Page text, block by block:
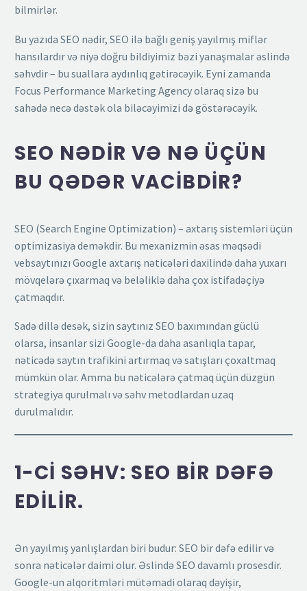
bilmirlər.
Bu yazıda SEO nədir, SEO ilə bağlı geniş yayılmış miflər
hansılardır və niyə doğru bildiyimiz bəzi yanaşmalar əslində
səhvdir – bu suallara aydınlıq gətirəcəyik. Eyni zamanda
Focus Performance Marketing Agency olaraq sizə bu
sahədə necə dəstək ola biləcəyimizi də göstərəcəyik.
SEO NƏDIR VƏ NƏ ÜÇÜN
BU QƏDƏR VACIBDIR?
SEO (Search Engine Optimization) – axtarış sistemləri üçün
optimizasiya deməkdir. Bu mexanizmin əsas məqsədi
vebsaytınızı Google axtarış nəticələri daxilində daha yuxarı
mövqelərə çıxarmaq və beləliklə daha çox istifadəçiyə
çatmaqdır.
Sadə dillə desək, sizin saytınız SEO baxımından güclü
olarsa, insanlar sizi Google-da daha asanlıqla tapar,
nəticədə saytın trafikini artırmaq və satışları çoxaltmaq
mümkün olar. Amma bu nəticələrə çatmaq üçün düzgün
strategiya qurulmalı və səhv metodlardan uzaq
durulmalıdır.
1-CI SƏHV: SEO BIR DƏFƏ
EDILIR.
Ən yayılmış yanlışlardan biri budur: SEO bir dəfə edilir və
sonra nəticələr daimi olur. Əslində SEO davamlı prosesdir.
Google-un alqoritmləri mütəmadi olaraq dəyişir,